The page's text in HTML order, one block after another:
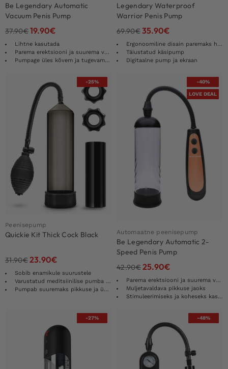
Be Legendary Automatic
Vacuum Penis Pump
37.90€19.90€
Lihtne kasutada
Parema erektsiooni ja suurema volüümi jaoks
Pumpage üles kõvem ja tugevam kõva peale
Legendary Waterproof
Warrior Penis Pump
69.90€35.90€
Ergonoomiline disain paremaks haardumiseks
Täiustatud käsipump
Digitaalne pump ja ekraan
-25%
Peenisepump
Quickie Kit Thick Cock Black
31.90€23.90€
Sobib enamikule suurustele
Varustatud meditsiinilise pumba kuuliga
Pumpab suuremaks pikkuse ja ümbermõõdu
-40%
LOVE DEAL
Automaatne peenisepump
Be Legendary Automatic 2-
Speed Penis Pump
42.90€25.90€
Parema erektsiooni ja suurema volüümi jaoks
Muljetavaldava pikkuse jaoks
Stimuleerimiseks ja koheseks kasvuks
-27% -48%